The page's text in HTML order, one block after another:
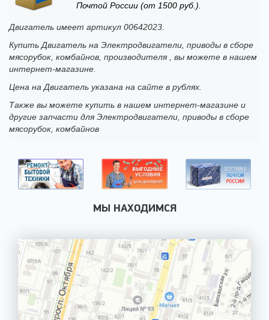
Почтой России (от 1500 руб.).
Двигатель имеет артикул 00642023.
Купить Двигатель на Электродвигатели, приводы в сборе
мясорубок, комбайнов, производителя , вы можете в нашем
интернет-магазине.
Цена на Двигатель указана на сайте в рублях.
Также вы можете купить в нашем интернет-магазине и
другие запчасти для Электродвигатели, приводы в сборе
мясорубок, комбайнов
МЫ НАХОДИМСЯ